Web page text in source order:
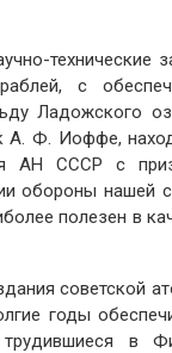
технические
с
Ладожского
А. Ф. Иоффе,
АН СССР с
обороны нашей
полезен в
советской
годы
в